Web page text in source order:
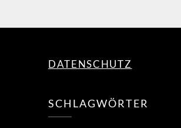
DATENSCHUTZ
SCHLAGWÖRTER